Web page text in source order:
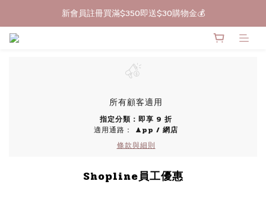
🔥買滿$399包郵
新會員註冊買滿$350即送$30購物金💰
所有顧客適用
指定分類：即享 9 折
適用通路： App / 網店
條款與細則
Shopline員工優惠